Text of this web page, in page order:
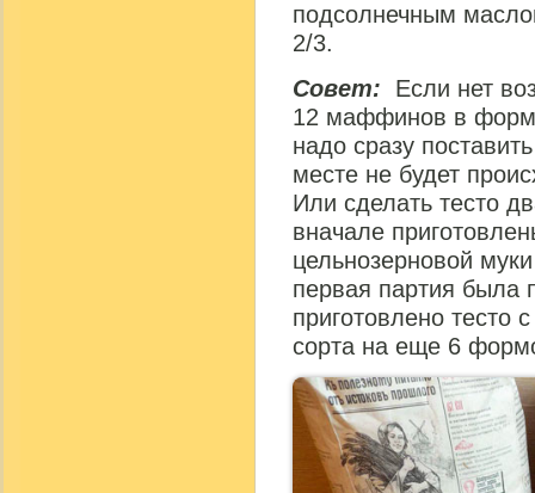
подсолнечным
2/3.
Совет: Если нет
12 маффинов в
надо сразу
месте не будет
Или сделать тесто
вначале
цельнозерновой
первая партия была
приготовлено тесто
сорта на еще 6